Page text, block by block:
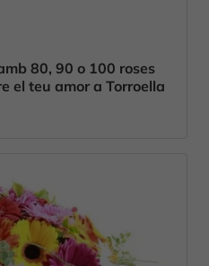
80, 90 o 100 roses
el teu amor a Torroella